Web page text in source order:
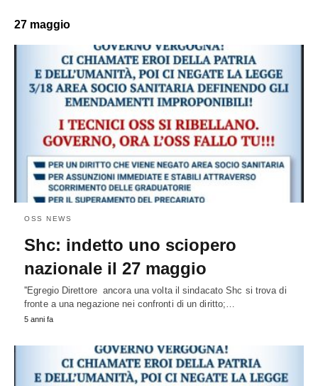
27 maggio
OSS NEWS
Shc: indetto uno sciopero
nazionale il 27 maggio
''Egregio Direttore ancora una volta il sindacato Shc si trova di
fronte a una negazione nei confronti di un diritto;…
5 anni fa